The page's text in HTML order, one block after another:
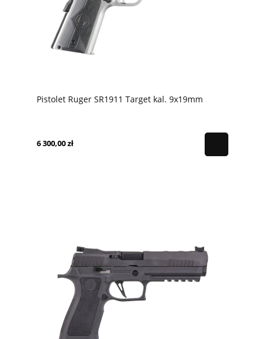
Pistolet Ruger SR1911 Target kal. 9x19mm
6 300,00 zł